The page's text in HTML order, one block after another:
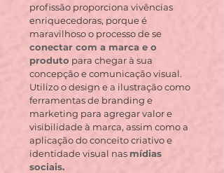
profissão proporciona vivências
enriquecedoras, porque é
maravilhoso o processo de se
conectar com a marca e o
produto para chegar à sua
concepção e comunicação visual.
Utilizo o design e a ilustração como
ferramentas de branding e
marketing para agregar valor e
visibilidade à marca, assim como a
aplicação do conceito criativo e
identidade visual nas mídias
sociais.